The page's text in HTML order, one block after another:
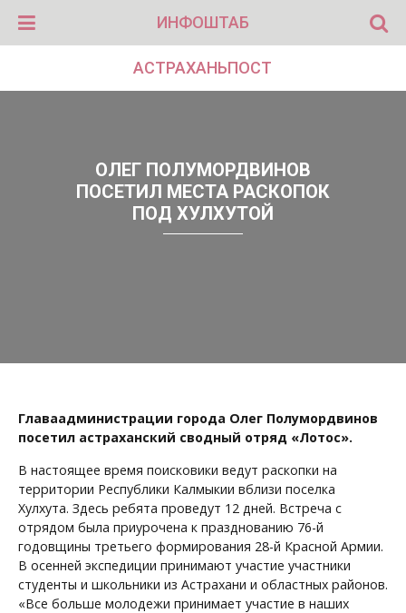
ИНФОШТАБ
АСТРАХАНЬПОСТ
ОЛЕГ ПОЛУМОРДВИНОВ
ПОСЕТИЛ МЕСТА РАСКОПОК
ПОД ХУЛХУТОЙ
Главаадминистрации города Олег Полумордвинов
посетил астраханский сводный отряд «Лотос».
В настоящее время поисковики ведут раскопки на
территории Республики Калмыкии вблизи поселка
Хулхута. Здесь ребята проведут 12 дней. Встреча с
отрядом была приурочена к празднованию 76-й
годовщины третьего формирования 28-й Красной Армии.
В осенней экспедиции принимают участие участники
студенты и школьники из Астрахани и областных районов.
«Все больше молодежи принимает участие в наших